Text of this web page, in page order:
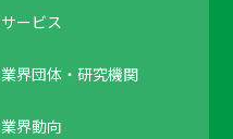
サービス
業界団体・研究機関
業界動向